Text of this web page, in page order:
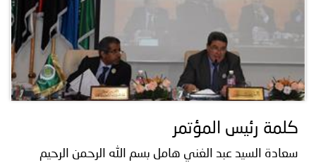
كلمة رئيس المؤتمر
سعادة السيد عبد الغني هامل بسم الله الرحمن الرحيم